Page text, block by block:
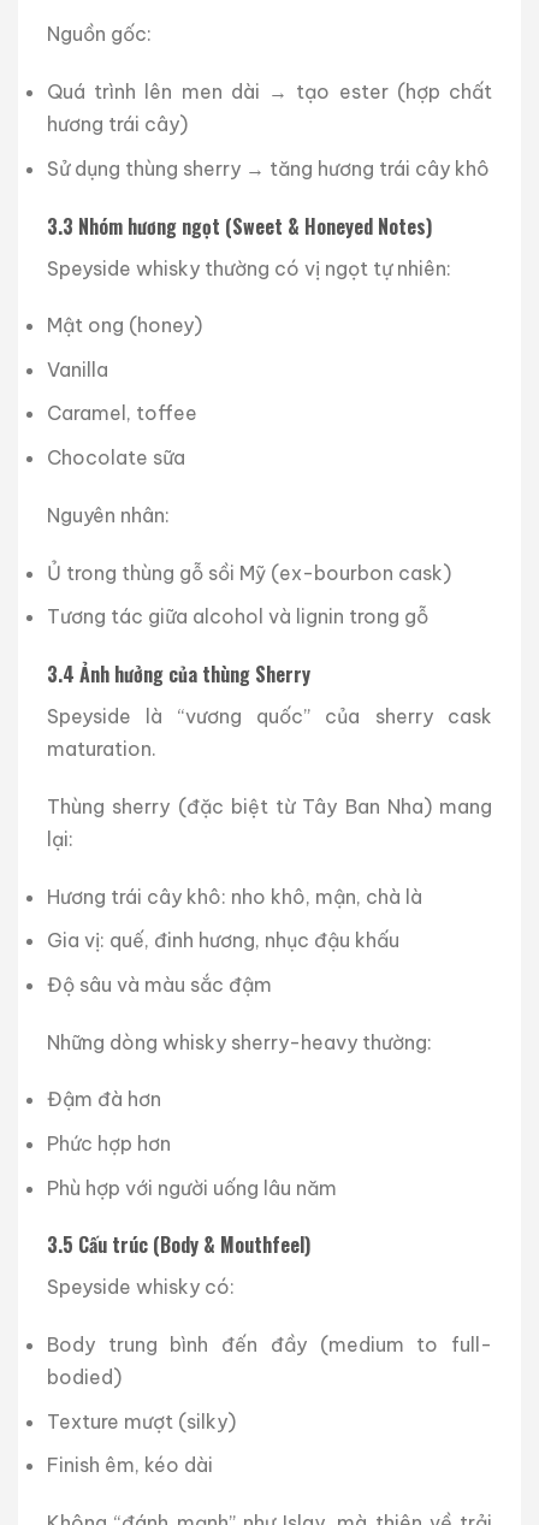
Nguồn gốc:
Quá trình lên men dài → tạo ester (hợp chất
hương trái cây)
Sử dụng thùng sherry → tăng hương trái cây khô
3.3 Nhóm hương ngọt (Sweet & Honeyed Notes)
Speyside whisky thường có vị ngọt tự nhiên:
Mật ong (honey)
Vanilla
Caramel, toffee
Chocolate sữa
Nguyên nhân:
Ủ trong thùng gỗ sồi Mỹ (ex-bourbon cask)
Tương tác giữa alcohol và lignin trong gỗ
3.4 Ảnh hưởng của thùng Sherry
Speyside là “vương quốc” của sherry cask
maturation.
Thùng sherry (đặc biệt từ Tây Ban Nha) mang
lại:
Hương trái cây khô: nho khô, mận, chà là
Gia vị: quế, đinh hương, nhục đậu khấu
Độ sâu và màu sắc đậm
Những dòng whisky sherry-heavy thường:
Đậm đà hơn
Phức hợp hơn
Phù hợp với người uống lâu năm
3.5 Cấu trúc (Body & Mouthfeel)
Speyside whisky có:
Body trung bình đến đầy (medium to full-
bodied)
Texture mượt (silky)
Finish êm, kéo dài